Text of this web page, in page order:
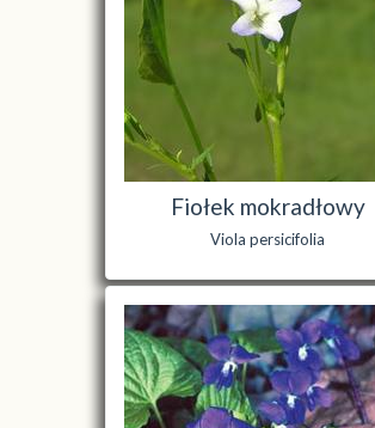
Fiołek mokradłowy
Viola persicifolia